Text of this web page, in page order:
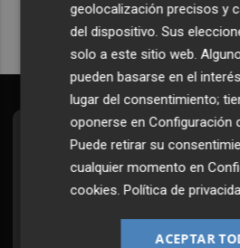
Suscríbete al
Todos los días a primera
¡Quiero
geolocalización precisos y
del dispositivo. Sus
solo a este sitio web.
pueden basarse en el
lugar del consentimiento;
oponerse enConfiguración
Puede retirar su
cualquier momento en
cookies.Política de
ACEPTAR